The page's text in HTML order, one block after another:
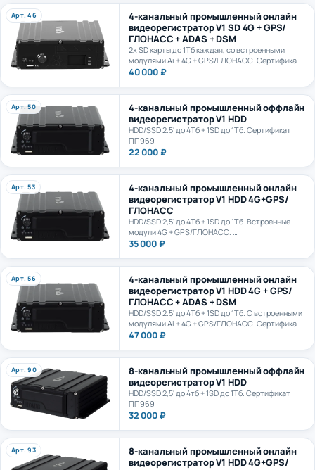
Арт. 46
4-канальный промышленный онлайн
видеорегистратор V1 SD 4G + GPS/
ГЛОНАСС + ADAS + DSM
2х SD карты до 1Тб каждая, со встроенными
модулями Ai + 4G + GPS/ГЛОНАСС. Сертификат
ПП969.
40 000 ₽
Арт. 50
4-канальный промышленный оффлайн
видеорегистратор V1 HDD
HDD/SSD 2.5' до 4Тб + 1SD до 1Тб. Сертификат
ПП969
22 000 ₽
Арт. 53
4-канальный промышленный онлайн
видеорегистратор V1 HDD 4G+GPS/
ГЛОНАСС
HDD/SSD 2,5' до 4Тб + 1SD до 1Тб. Встроенные
модули 4G + GPS/ГЛОНАСС.
Сертификат ПП969
35 000 ₽
Арт. 56
4-канальный промышленный онлайн
видеорегистратор V1 HDD 4G + GPS/
ГЛОНАСС + ADAS + DSM
HDD/SSD 2.5' до 4Тб + 1SD до 1Тб. С встроенными
модулями Ai + 4G + GPS/ГЛОНАСС. Сертификат
ПП969. Сертификат ИИ ГОСТ Р 70885-2023
47 000 ₽
Арт. 90
8-канальный промышленный оффлайн
видеорегистратор V1 HDD
HDD/SSD 2,5' до 4тб + 1SD до 1Тб. Сертификат
ПП969
32 000 ₽
Арт. 93
8-канальный промышленный онлайн
видеорегистратор V1 HDD 4G+GPS/
ГЛОНАСС